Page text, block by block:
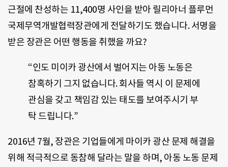
근절에 찬성하는 11,400명 사인을 받아 릴리아너 플루먼
국제무역개발협력장관에게 전달하기도 했습니다. 서명을
받은 장관은 어떤 행동을 취했을 까요?
“인도 미이카 광산에서 벌어지는 아동 노동은
참혹하기 그지 없습니다. 회사들 역시 이 문제에
관심을 갖고 책임감 있는 태도를 보여주시기 부
탁 드립니다.”
2016년 7월, 장관은 기업들에게 마이카 광산 문제 해결을
위해 적극적으로 동참해 달라는 말을 하며, 아동 노동 문제